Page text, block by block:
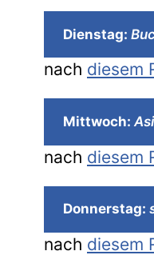
Dienstag:
nach diesem
Mittwoch:
nach diesem
Donnerstag:
nach diesem